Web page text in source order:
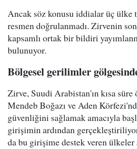
Ancak söz konusu iddialar üç ülke
resmen doğrulanmadı. Zirvenin
kapsamlı ortak bir bildiri
bulunuyor.
Bölgesel gerilimler
Zirve, Suudi Arabistan'ın kısa
Mendeb Boğazı ve Aden
güvenliğini sağlamak amacıyla
girişimin ardından
da bu girişime destek veren ülkeler